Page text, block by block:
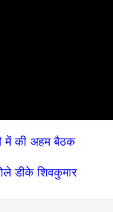
में की अहम बैठक
डीके शिवकुमार